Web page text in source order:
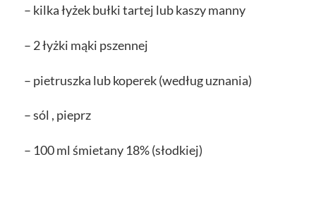
– kilka łyżek bułki tartej lub kaszy manny
– 2 łyżki mąki pszennej
– pietruszka lub koperek (według uznania)
– sól , pieprz
– 100 ml śmietany 18% (słodkiej)